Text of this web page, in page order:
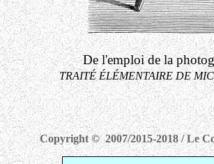
De l'emploi de la
TRAITÉ ÉLÉMENTAIRE DE
Copyright © 2007/2015-2018 / Le